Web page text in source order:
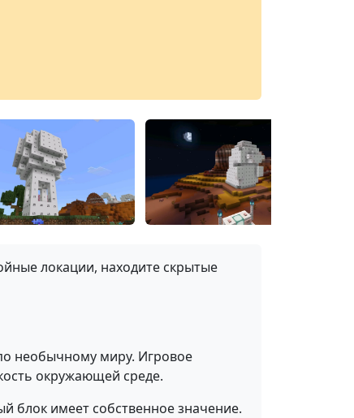
локации, находите скрытые
необычному миру. Игровое
окружающей среде.
блок имеет собственное значение.